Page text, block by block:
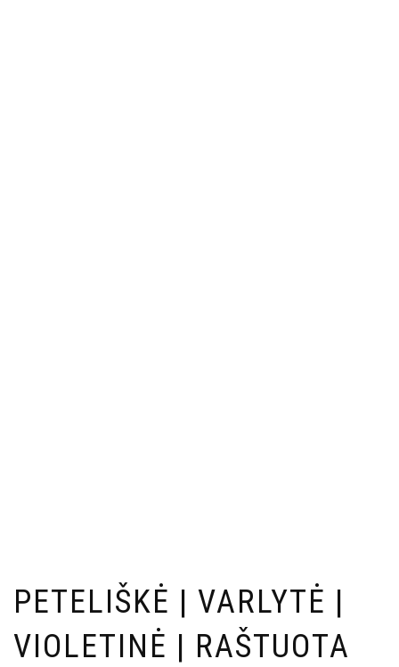
PETELIŠKĖ | VARLYTĖ |
VIOLETINĖ | RAŠTUOTA